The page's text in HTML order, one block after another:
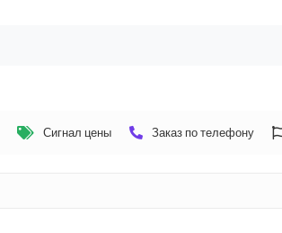
Сигнал цены Заказ по телефону